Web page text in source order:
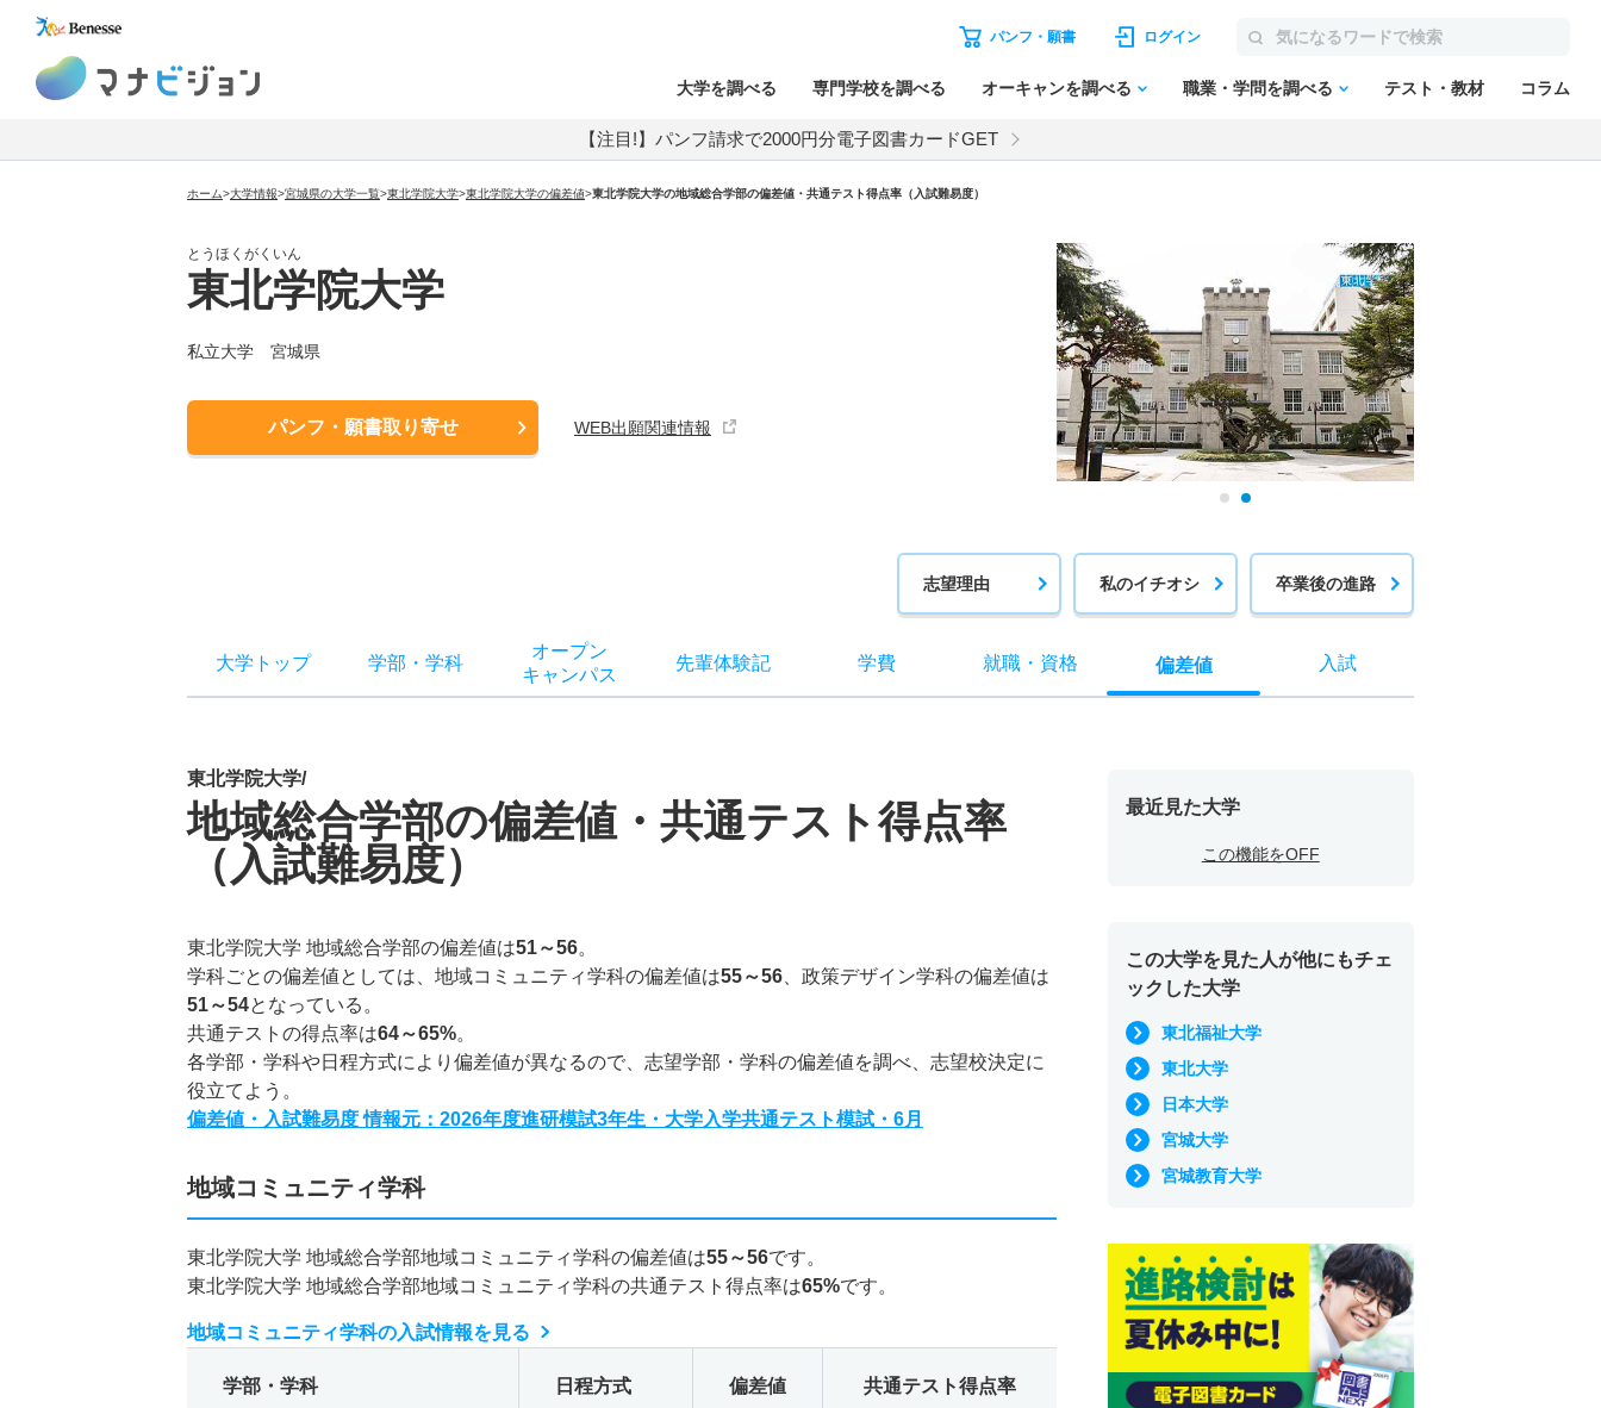
パンフ・願書 ログイン
大学を調べる 専門学校を調べる オーキャンを調べる 職業・学問を調べる テスト・教材 コラム
【注目!】パンフ請求で2000円分電子図書カードGET
ホーム>大学情報>宮城県の大学一覧>東北学院大学>東北学院大学の偏差値>東北学院大学の地域総合学部の偏差値・共通テスト得点率（入試難易度）
とうほくがくいん
東北学院大学
私立大学 宮城県
パンフ・願書取り寄せ WEB出願関連情報
志望理由 私のイチオシ 卒業後の進路
大学トップ 学部 ・ 学科
オープン
キャンパス
先輩体験記 学費 就職・ 資格 偏差値 入試
東北学院大学/
地域総合学部の偏差値・共通テスト得点率
（入試難易度）
東北学院大学 地域総合学部の偏差値は51～56。
学科ごとの偏差値としては、地域コミュニティ学科の偏差値は55～56 、政策デザイン学科の偏差値は
51～54となっている。
共通テストの得点率は64～65%。
各学部・学科や日程方式により偏差値が異なるので、志望学部・学科の偏差値を調べ、志望校決定に
役立てよう。
偏差値・入試難易度 情報元：2026年度進研模試3年生・大学入学共通テスト模試・6月
地域コミュニティ学科
東北学院大学 地域総合学部地域コミュニティ学科の偏差値は55～56です。
東北学院大学 地域総合学部地域コミュニティ学科の共通テスト得点率は65%です。
地域コミュニティ学科の入試情報を見る
学部・学科 日程方式 偏差値 共通テスト得点率
最近見た大学
この機能をOFF
この大学を見た人が他にもチェ
ックした大学
東北福祉大学
東北大学
日本大学
宮城大学
宮城教育大学